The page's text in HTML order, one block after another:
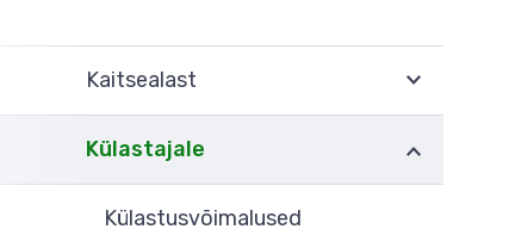
Kaitsealast
Külastajale
Külastusvõimalused